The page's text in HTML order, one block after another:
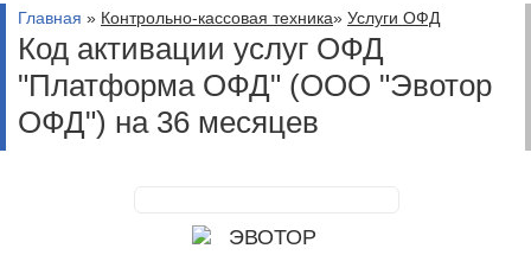
Главная » Контрольно-кассовая техника» Услуги ОФД
Код активации услуг ОФД
"Платформа ОФД" (ООО "Эвотор
ОФД") на 36 месяцев